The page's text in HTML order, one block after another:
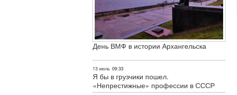
День ВМФ в истории Архангельска
13 июль 09:33
Я бы в грузчики пошел.
«Непрестижные» профессии в СССР